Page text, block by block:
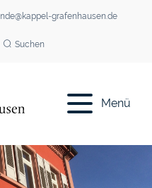
grafenhausen.de
Suchen
Menü